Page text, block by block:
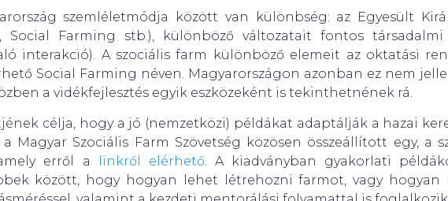
szemléletmódja között van különbség: az Egyesült
Social Farming stb.), különböző változatait fontos
interakció). A szociális farm különböző elemeit az oktatási
Social Farming néven. Magyarországon azonban ez nem
a vidékfejlesztés egyik eszközeként is tekinthetnének rá.
célja, hogy a jó (nemzetközi) példákat adaptálják a hazai
Magyar Szociális Farm Szövetség közösen összeállított egy, a
erről a
linkről elérhető. A kiadványban gyakorlati
között, hogy hogyan lehet létrehozni farmot, vagy hogyan